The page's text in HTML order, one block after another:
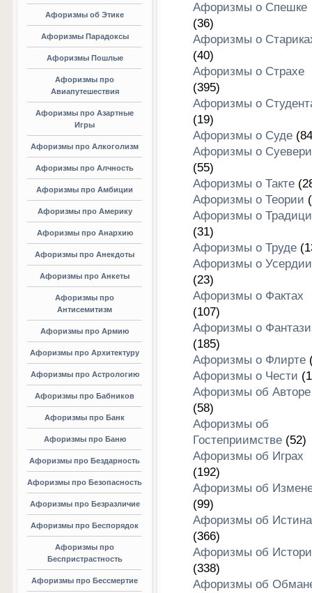
Афоризмы об Этике
Афоризмы Парадоксы
Афоризмы Пошлые
Афоризмы про
Авиапутешествия
Афоризмы про Азартные
Игры
Афоризмы про Алкоголизм
Афоризмы про Алчность
Афоризмы про Амбиции
Афоризмы про Америку
Афоризмы про Анархию
Афоризмы про Анекдоты
Афоризмы про Анкеты
Афоризмы про
Антисемитизм
Афоризмы про Армию
Афоризмы про Архитектуру
Афоризмы про Астрологию
Афоризмы про Бабников
Афоризмы про Банк
Афоризмы про Баню
Афоризмы про Бездарность
Афоризмы про Безопасность
Афоризмы про Безразличие
Афоризмы про Беспорядок
Афоризмы про
Беспристрастность
Афоризмы про Бессмертие
Афоризмы о Спешке
(36)
Афоризмы о
(40)
Афоризмы о Страхе
(395)
Афоризмы о
(19)
Афоризмы о Суде
Афоризмы о
(55)
Афоризмы о Такте
Афоризмы о Теории
Афоризмы о
(31)
Афоризмы о Труде
Афоризмы о Усердии
(23)
Афоризмы о Фактах
(107)
Афоризмы о
(185)
Афоризмы о Флирте
Афоризмы о Чести
Афоризмы об Авторе
(58)
Афоризмы об
Гостеприимстве(52)
Афоризмы об Играх
(192)
Афоризмы об
(99)
Афоризмы об
(366)
Афоризмы об
(338)
Афоризмы об